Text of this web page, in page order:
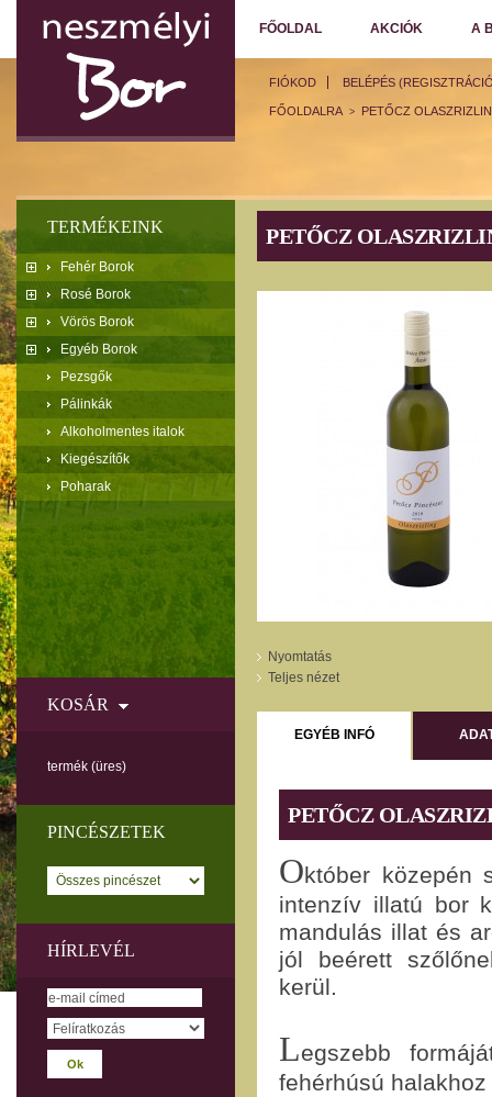
FIÓKOD BELÉPÉS
FŐOLDAL AKCIÓK A
TERMÉKEINK
Fehér Borok
Rosé Borok
Vörös Borok
Egyéb Borok
Pezsgők
Pálinkák
Alkoholmentes italok
Kiegészítők
Poharak
KOSÁR
termék (üres)
PINCÉSZETEK
HÍRLEVÉL
FŐOLDALRA > PETŐCZ
PETŐCZ
Nyomtatás
Teljes nézet
EGYÉB INFÓ
PETŐCZ
Október közepén
intenzív illatú bor
mandulás illat és
jól beérett
kerül.
Legszebb
fehérhúsú